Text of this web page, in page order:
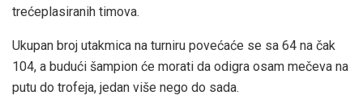
trećeplasiranih timova.
Ukupan broj utakmica na turniru povećaće se sa 64 na čak
104, a budući šampion će morati da odigra osam mečeva na
putu do trofeja, jedan više nego do sada.